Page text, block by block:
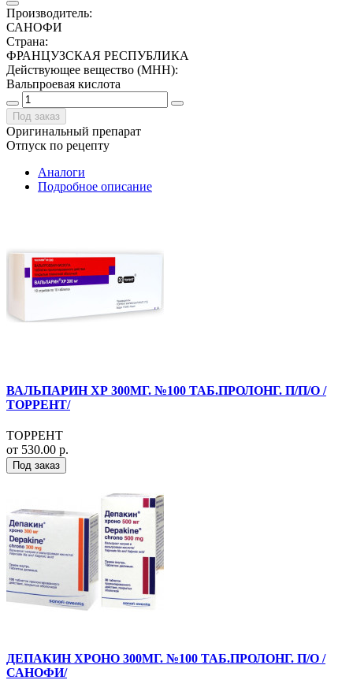
Производитель:
САНОФИ
Страна:
ФРАНЦУЗСКАЯ РЕСПУБЛИКА
Действующее вещество (МНН):
Вальпроевая кислота
Под заказ
Оригинальный препарат
Отпуск по рецепту
Аналоги
Подробное описание
ВАЛЬПАРИН ХР 300МГ. №100 ТАБ.ПРОЛОНГ. П/П/О /
ТОРРЕНТ/
ТОРРЕНТ
от 530.00 р.
Под заказ
ДЕПАКИН ХРОНО 300МГ. №100 ТАБ.ПРОЛОНГ. П/О /
САНОФИ/